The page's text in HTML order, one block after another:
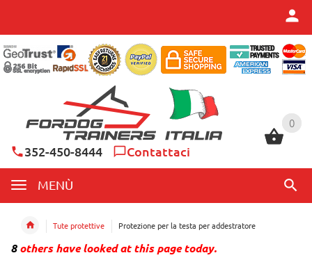
0
352-450-8444 Contattaci
MENÙ
0
Tute protettive Protezione per la testa per addestratore
8others have looked at this page today.